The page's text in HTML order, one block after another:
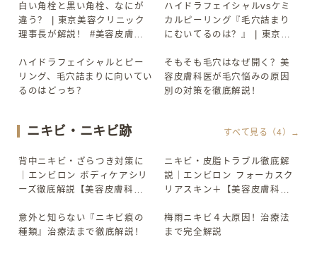
▶
白い角栓と黒い角栓、なにが
違う？ | 東京美容クリニック
理事長が解説！ #美容皮膚科
▶
ハイドラフェイシャルvsケミ
カルピーリング『毛穴詰まり
にむいてるのは？』 | 東京美
#美容皮膚科 #美容
▶
ハイドラフェイシャルとピー
リング、毛穴詰まりに向いてい
るのはどっち？
▶
そもそも毛穴はなぜ開く？美
容皮膚科医が毛穴悩みの原因
別の対策を徹底解説！
ニキビ・ニキビ跡 すべて見る（4）→
▶
背中ニキビ・ざらつき対策に
｜エンビロン ボディケアシリ
ーズ徹底解説【美容皮膚科
▶
ニキビ・皮脂トラブル徹底解
説｜エンビロン フォーカスク
リアスキン＋【美容皮膚科医
▶
意外と知らない『ニキビ痕の
種類』治療法まで徹底解説！
▶
梅雨ニキビ４大原因！治療法
まで完全解説